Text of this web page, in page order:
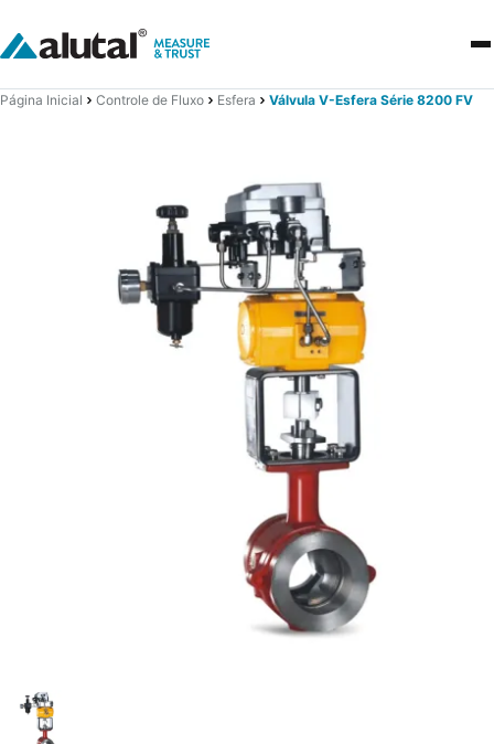
Página Inicial Controle de Fluxo Esfera Válvula V-Esfera Série 8200 FV